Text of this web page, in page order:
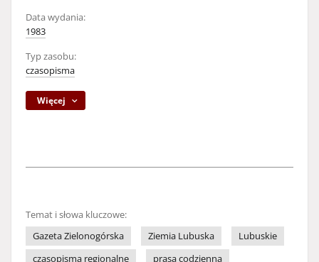
Data wydania:
1983
Typ zasobu:
czasopisma
Więcej
Temat i słowa kluczowe:
Gazeta Zielonogórska
Ziemia Lubuska
Lubuskie
czasopisma regionalne
prasa codzienna